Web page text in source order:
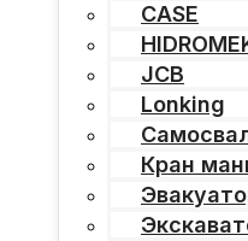
CASE
JCB
Lonking
Кран